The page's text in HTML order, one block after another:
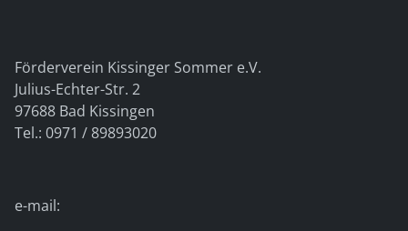
Förderverein Kissinger Sommer e.V.
Julius-Echter-Str. 2
97688 Bad Kissingen
Tel.: 0971 / 89893020
e-mail: